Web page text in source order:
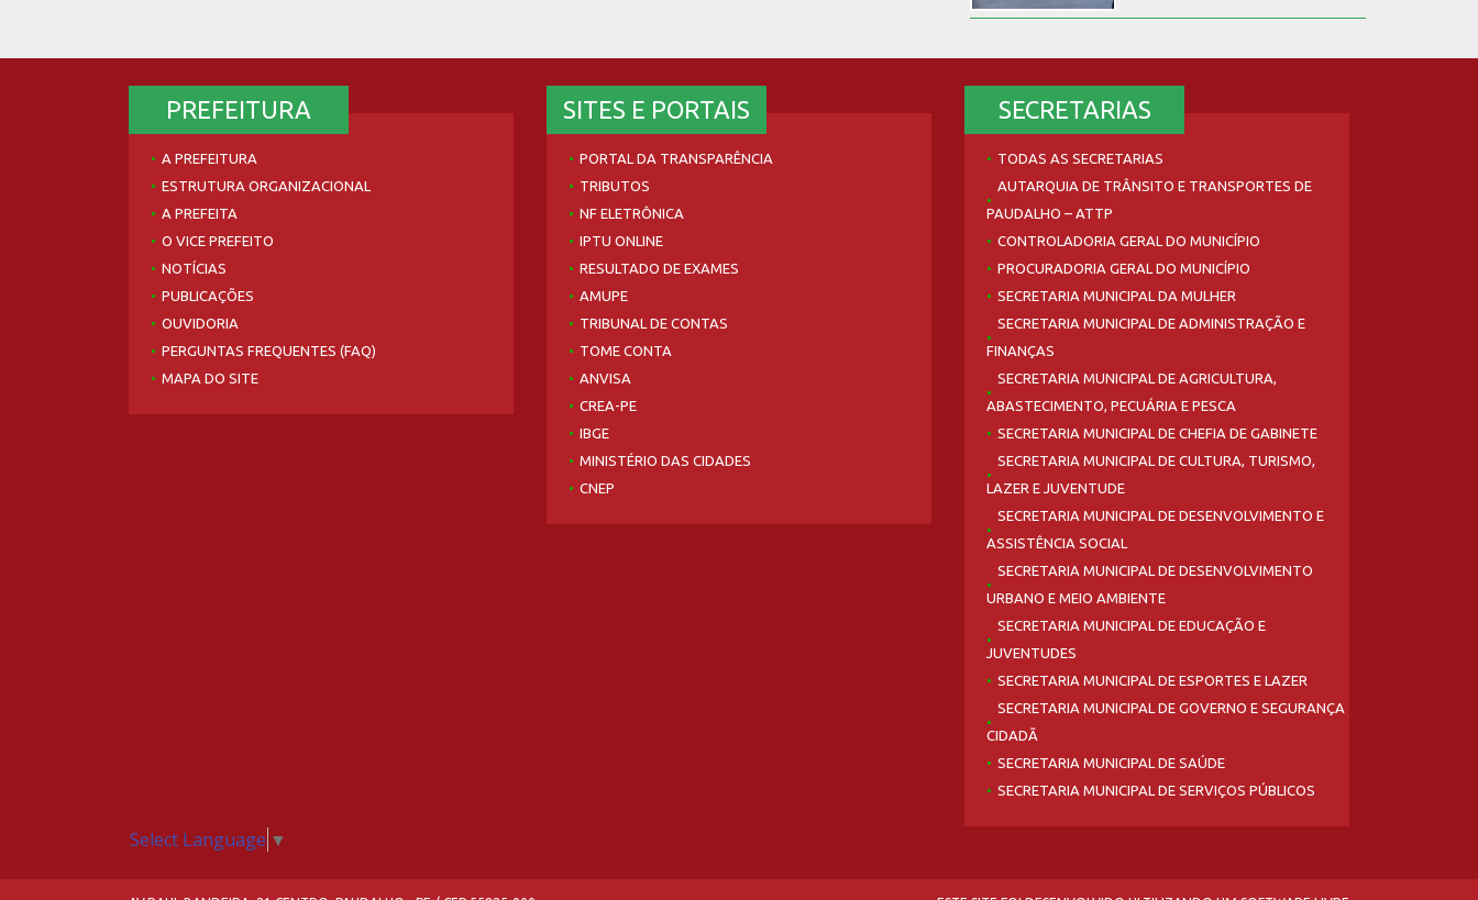
PREFEITURA
A PREFEITURA
ESTRUTURA ORGANIZACIONAL
A PREFEITA
O VICE PREFEITO
NOTÍCIAS
PUBLICAÇÕES
OUVIDORIA
PERGUNTAS FREQUENTES (FAQ)
MAPA DO SITE
SITES E PORTAIS
PORTAL DA TRANSPARÊNCIA
TRIBUTOS
NF ELETRÔNICA
IPTU ONLINE
RESULTADO DE EXAMES
AMUPE
TRIBUNAL DE CONTAS
TOME CONTA
ANVISA
CREA-PE
IBGE
MINISTÉRIO DAS CIDADES
CNEP
SECRETARIAS
TODAS AS SECRETARIAS
AUTARQUIA DE TRÂNSITO E TRANSPORTES DE
PAUDALHO – ATTP
CONTROLADORIA GERAL DO MUNICÍPIO
PROCURADORIA GERAL DO MUNICÍPIO
SECRETARIA MUNICIPAL DA MULHER
SECRETARIA MUNICIPAL DE ADMINISTRAÇÃO E
FINANÇAS
SECRETARIA MUNICIPAL DE AGRICULTURA,
ABASTECIMENTO, PECUÁRIA E PESCA
SECRETARIA MUNICIPAL DE CHEFIA DE GABINETE
SECRETARIA MUNICIPAL DE CULTURA, TURISMO,
LAZER E JUVENTUDE
SECRETARIA MUNICIPAL DE DESENVOLVIMENTO E
ASSISTÊNCIA SOCIAL
SECRETARIA MUNICIPAL DE DESENVOLVIMENTO
URBANO E MEIO AMBIENTE
SECRETARIA MUNICIPAL DE EDUCAÇÃO E
JUVENTUDES
SECRETARIA MUNICIPAL DE ESPORTES E LAZER
SECRETARIA MUNICIPAL DE GOVERNO E SEGURANÇA
CIDADÃ
SECRETARIA MUNICIPAL DE SAÚDE
SECRETARIA MUNICIPAL DE SERVIÇOS PÚBLICOS
Select Language ▼